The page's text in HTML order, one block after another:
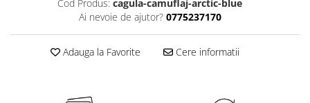
Cod Produs: cagula-camuflaj-arctic-blue
Ai nevoie de ajutor? 0775237170
Adauga la Favorite Cere informatii